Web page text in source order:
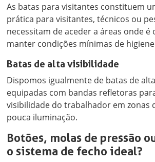
As batas para visitantes constituem
prática para visitantes, técnicos ou
necessitam de aceder a áreas onde
manter condições mínimas de
Batas de alta visibilidade
Dispomos igualmente de batas de
equipadas com bandas refletoras
visibilidade do trabalhador em zonas
pouca iluminação.
Botões, molas de pressão
o sistema de fecho ideal?